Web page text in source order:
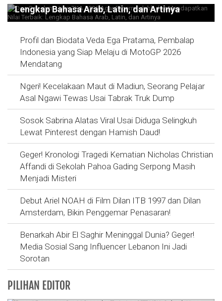
Lengkap Bahasa Arab, Latin, dan Artinya
Profil dan Biodata Veda Ega Pratama, Pembalap
Indonesia yang Siap Melaju di MotoGP 2026
Mendatang
Ngeri! Kecelakaan Maut di Madiun, Seorang Pelajar
Asal Ngawi Tewas Usai Tabrak Truk Dump
Sosok Sabrina Alatas Viral Usai Diduga Selingkuh
Lewat Pinterest dengan Hamish Daud!
Geger! Kronologi Tragedi Kematian Nicholas Christian
Affandi di Sekolah Pahoa Gading Serpong Masih
Menjadi Misteri
Debut Ariel NOAH di Film Dilan ITB 1997 dan Dilan
Amsterdam, Bikin Penggemar Penasaran!
Benarkah Abir El Saghir Meninggal Dunia? Geger!
Media Sosial Sang Influencer Lebanon Ini Jadi
Sorotan
PILIHAN EDITOR